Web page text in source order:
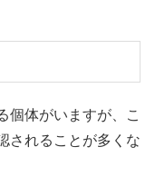
個体がいますが、こ
されることが多くな